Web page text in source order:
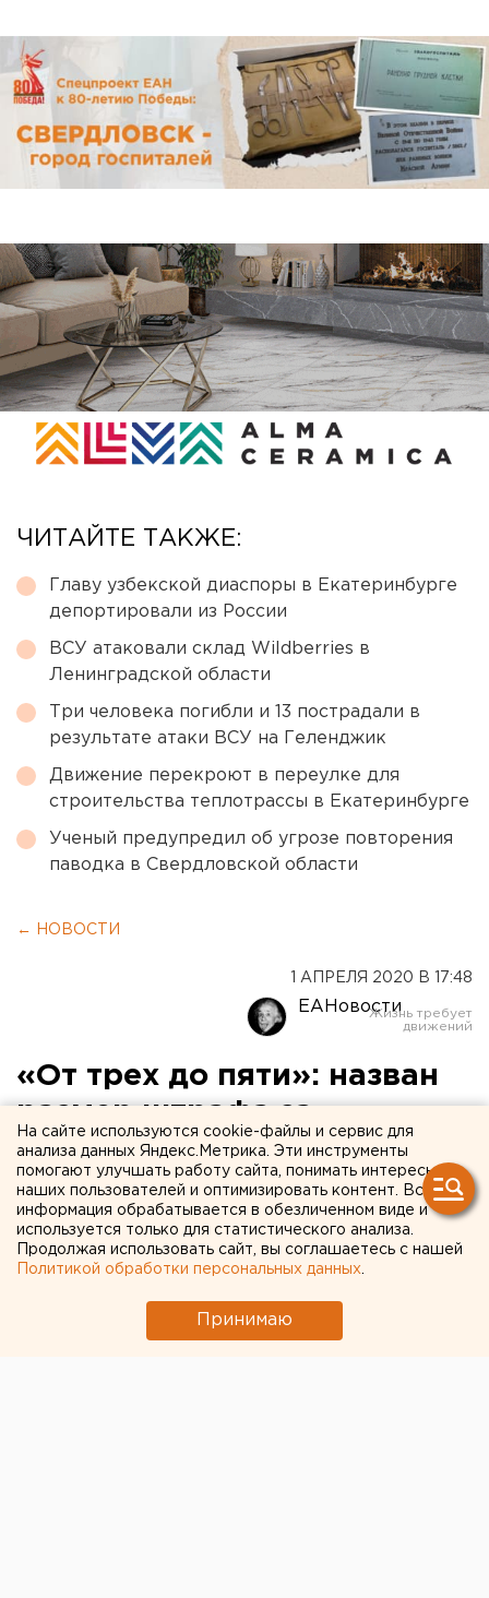
ЧИТАЙТЕ ТАКЖЕ:
Главу узбекской диаспоры в Екатеринбурге
депортировали из России
ВСУ атаковали склад Wildberries в
Ленинградской области
Три человека погибли и 13 пострадали в
результате атаки ВСУ на Геленджик
Движение перекроют в переулке для
строительства теплотрассы в Екатеринбурге
Ученый предупредил об угрозе повторения
паводка в Свердловской области
← НОВОСТИ
1 АПРЕЛЯ 2020 В 17:48
ЕАНовости
«От трех до пяти»: назван
размер штрафа за
прогулки для свердловчан
На сайте используются cookie-файлы и сервис для
анализа данных Яндекс.Метрика. Эти инструменты
помогают улучшать работу сайта, понимать интересы
наших пользователей и оптимизировать контент. Вся
информация обрабатывается в обезличенном виде и
используется только для статистического анализа.
Продолжая использовать сайт, вы соглашаетесь с нашей
Политикой обработки персональных данных
Принимаю